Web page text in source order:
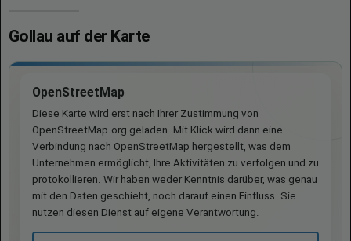
Gollau auf der Karte
OpenStreetMap
Diese Karte wird erst nach Ihrer Zustimmung von
OpenStreetMap.org geladen. Mit Klick wird dann eine
Verbindung nach OpenStreetMap hergestellt, was dem
Unternehmen ermöglicht, Ihre Aktivitäten zu verfolgen und zu
protokollieren. Wir haben weder Kenntnis darüber, was genau
mit den Daten geschieht, noch darauf einen Einfluss. Sie
nutzen diesen Dienst auf eigene Verantwortung.